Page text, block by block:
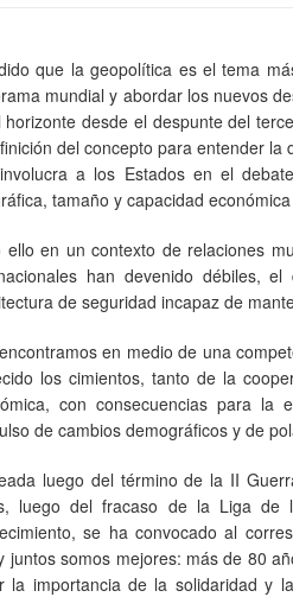
que la geopolítica es el tema
mundial y abordar los nuevos
horizonte desde el despunte del
del concepto para entender
a los Estados en el
tamaño y capacidad
ello en un contexto de relaciones
han devenido débiles,
de seguridad incapaz de
en medio de una
los cimientos, tanto de la
con consecuencias para la
de cambios demográficos y de
luego del término de la II
del fracaso de la Liga de
se ha convocado al
somos mejores: más de 80
la importancia de la solidaridad y